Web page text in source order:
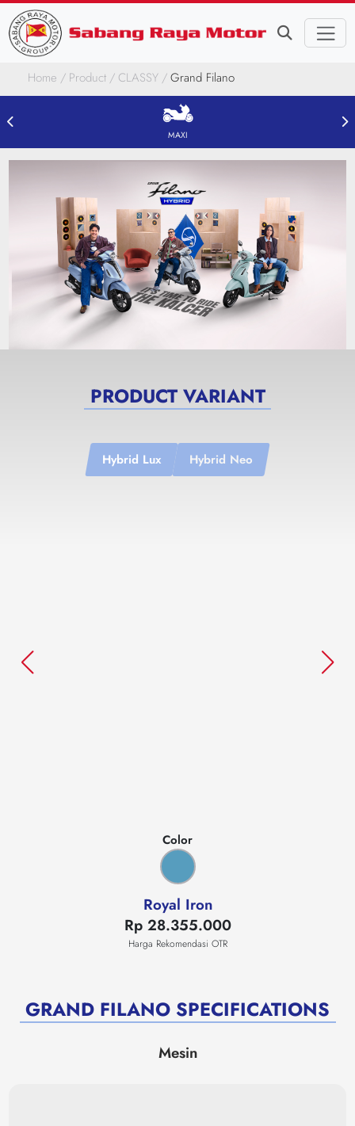
Home Product CLASSY Grand Filano
MAXI
PRODUCT VARIANT
Hybrid Lux Hybrid Neo
Color
Royal Iron
Rp 28.355.000
Harga Rekomendasi OTR
GRAND FILANO SPECIFICATIONS
Mesin